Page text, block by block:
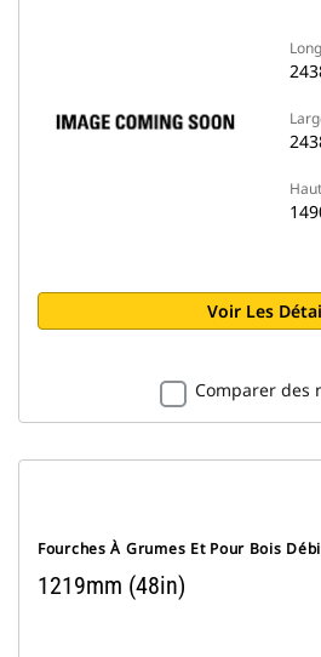
Voir Les
Comparer des
Fourches À Grumes Et Pour Bois
1219mm (48in)